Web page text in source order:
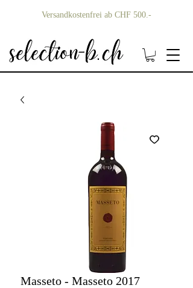
Versandkostenfrei ab CHF 500.-
Masseto - Masseto 2017